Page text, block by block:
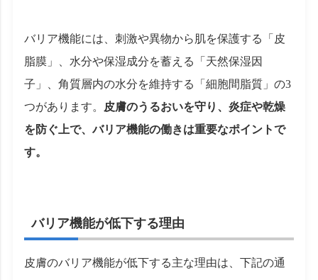
バリア機能には、刺激や異物から肌を保護する「皮
脂膜」、水分や保湿成分を蓄える「天然保湿因
子」、角質層内の水分を維持する「細胞間脂質」の3
つがあります。 皮膚のうるおいを守り、炎症や乾燥
を防ぐ上で、バリア機能の働きは重要なポイントで
す。
バリア機能が低下する理由
皮膚のバリア機能が低下する主な理由は、下記の通